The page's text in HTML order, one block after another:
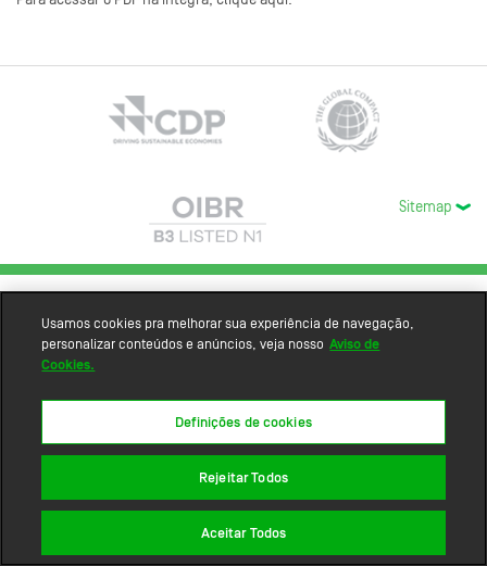
Sitemap
Usamos cookies pra melhorar sua experiência de navegação,
personalizar conteúdos e anúncios, veja nosso Aviso de
Cookies.
Definições de cookies
Rejeitar Todos
Aceitar Todos